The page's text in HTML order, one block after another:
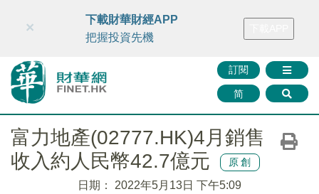
財華智庫網 FINTV FINMETA 財華證券 媒體矩陣
訂閱
简
×
下載財華財經APP
把握投資先機
富力地產(02777.HK)4月銷售
收入約人民幣42.7億元
原創
日期： 2022年5月13日 下午5:09